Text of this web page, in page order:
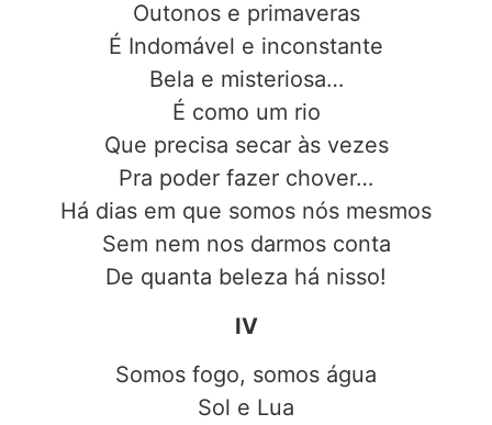
Outonos e primaveras
É Indomável e inconstante
Bela e misteriosa…
É como um rio
Que precisa secar às vezes
Pra poder fazer chover…
Há dias em que somos nós mesmos
Sem nem nos darmos conta
De quanta beleza há nisso!
IV
Somos fogo, somos água
Sol e Lua